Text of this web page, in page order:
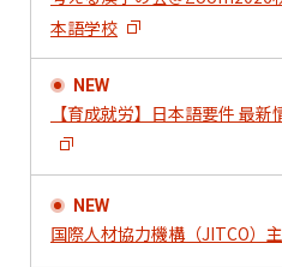
本語学校
NEW
【育成就労】日本語要件 最
NEW
国際人材協力機構（JITCO）